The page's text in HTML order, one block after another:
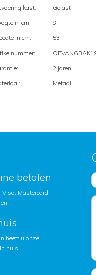
kast:
Gelast
in cm:
8
in cm:
53
2 jaren
Metaal
betalen
Visa, Mastercard,
heeft u onze
huis.